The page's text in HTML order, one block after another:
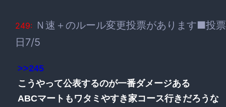
249: Ｎ速＋のルール変更投票があります■投票
日7/5
>>245
こうやって公表するのが一番ダメージある
ABCマートもワタミやすき家コース行きだろうな